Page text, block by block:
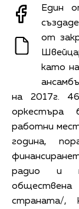
Един
от
като
на 2017г.
оркестъра
работни
година,
радио и
обществена
страната/